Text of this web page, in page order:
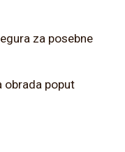
za posebne
obrada poput